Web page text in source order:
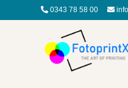
0343 78 58 00